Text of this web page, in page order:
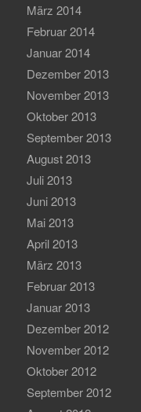
März 2014
Februar 2014
Januar 2014
Dezember 2013
November 2013
Oktober 2013
September 2013
August 2013
Juli 2013
Juni 2013
Mai 2013
April 2013
März 2013
Februar 2013
Januar 2013
Dezember 2012
November 2012
Oktober 2012
September 2012